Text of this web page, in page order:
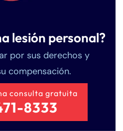
lesión personal?
por sus derechos y
compensación.
consulta gratuita
8333